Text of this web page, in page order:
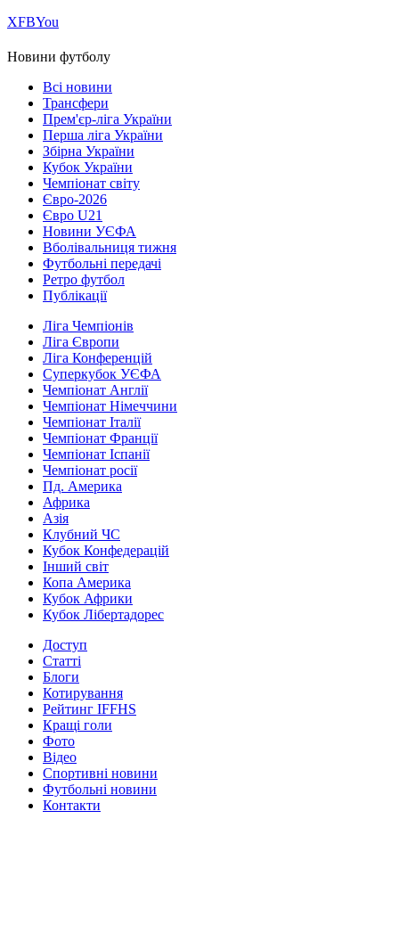
ХFBYou
Новини футболу
Всі новини
Трансфери
Прем'єр-ліга України
Перша ліга України
Збірна України
Кубок України
Чемпіонат світу
Євро-2026
Євро U21
Новини УЄФА
Вболівальниця тижня
Футбольні передачі
Ретро футбол
Публікації
Ліга Чемпіонів
Ліга Європи
Ліга Конференцій
Суперкубок УЄФА
Чемпіонат Англії
Чемпіонат Німеччини
Чемпіонат Італії
Чемпіонат Франції
Чемпіонат Іспанії
Чемпіонат росії
Пд. Америка
Африка
Азія
Клубний ЧС
Кубок Конфедерацій
Інший світ
Копа Америка
Кубок Африки
Кубок Лібертадорес
Доступ
Статті
Блоги
Котирування
Рейтинг IFFHS
Кращі голи
Фото
Відео
Спортивні новини
Футбольні новини
Контакти